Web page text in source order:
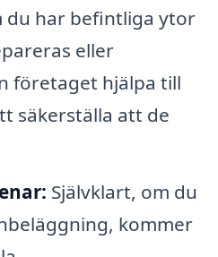
du har befintliga ytor
eller
företaget hjälpa till
säkerställa att de
Självklart, om du
kommer